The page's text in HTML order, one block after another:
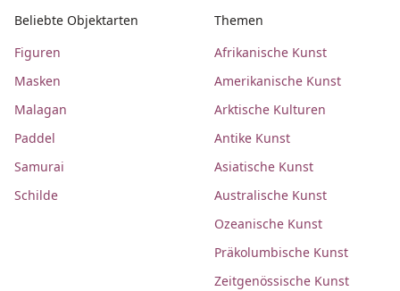
Beliebte Objektarten
Figuren
Masken
Malagan
Paddel
Samurai
Schilde
Themen
Afrikanische Kunst
Amerikanische Kunst
Arktische Kulturen
Antike Kunst
Asiatische Kunst
Australische Kunst
Ozeanische Kunst
Präkolumbische Kunst
Zeitgenössische Kunst